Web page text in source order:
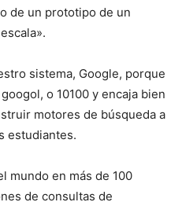
de un prototipo de un
sistema, Google, porque
o 10100 y encaja bien
motores de búsqueda a
estudiantes.
mundo en más de 100
de consultas de